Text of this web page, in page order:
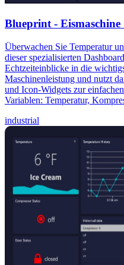
Blueprint -
Überwachen Sie Temperatur
dieser spezialisierten
Echtzeiteinblicke in die
Maschinenleistung und nutzt
und Icon-Widgets zur
Variablen: Temperatur,
industrial